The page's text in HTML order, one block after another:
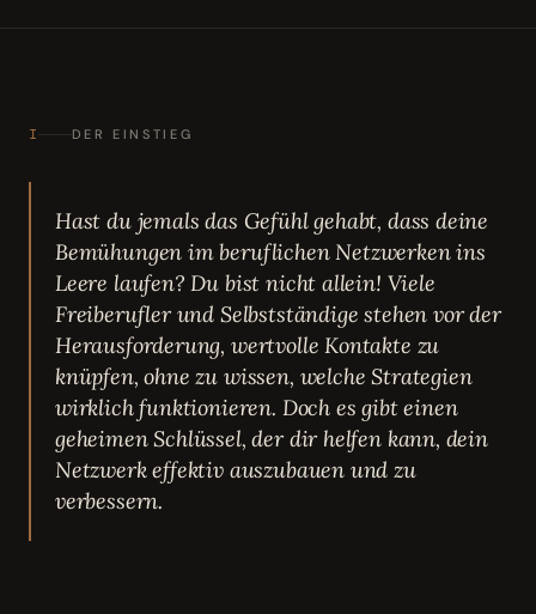
I DER EINSTIEG
Hast du jemals das Gefühl gehabt, dass deine
Bemühungen im beruflichen Netzwerken ins
Leere laufen? Du bist nicht allein! Viele
Freiberufler und Selbstständige stehen vor der
Herausforderung, wertvolle Kontakte zu
knüpfen, ohne zu wissen, welche Strategien
wirklich funktionieren. Doch es gibt einen
geheimen Schlüssel, der dir helfen kann, dein
Netzwerk effektiv auszubauen und zu
verbessern.